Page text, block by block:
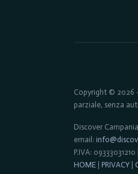
Copyright © 2026
parziale, senza
Discover
email:
P.IVA:
HOME | PRIVACY |